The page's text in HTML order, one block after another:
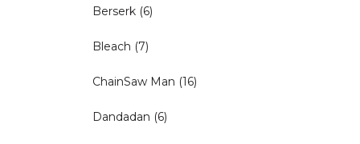
Berserk (6)
Bleach (7)
ChainSaw Man (16)
Dandadan (6)